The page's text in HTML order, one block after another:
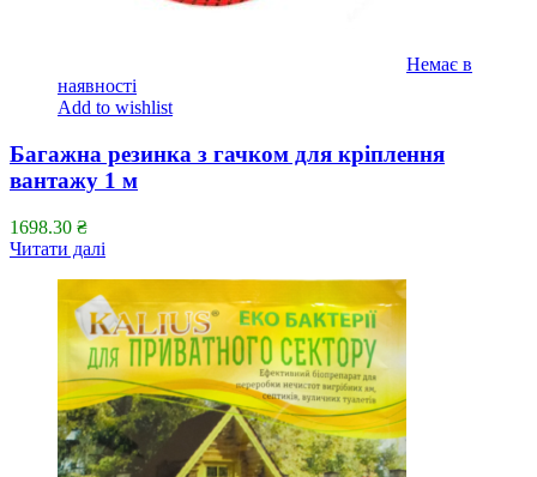
Немає в
наявності
Add to wishlist
Багажна резинка з гачком для кріплення
вантажу 1 м
1698.30 ₴
Читати далі